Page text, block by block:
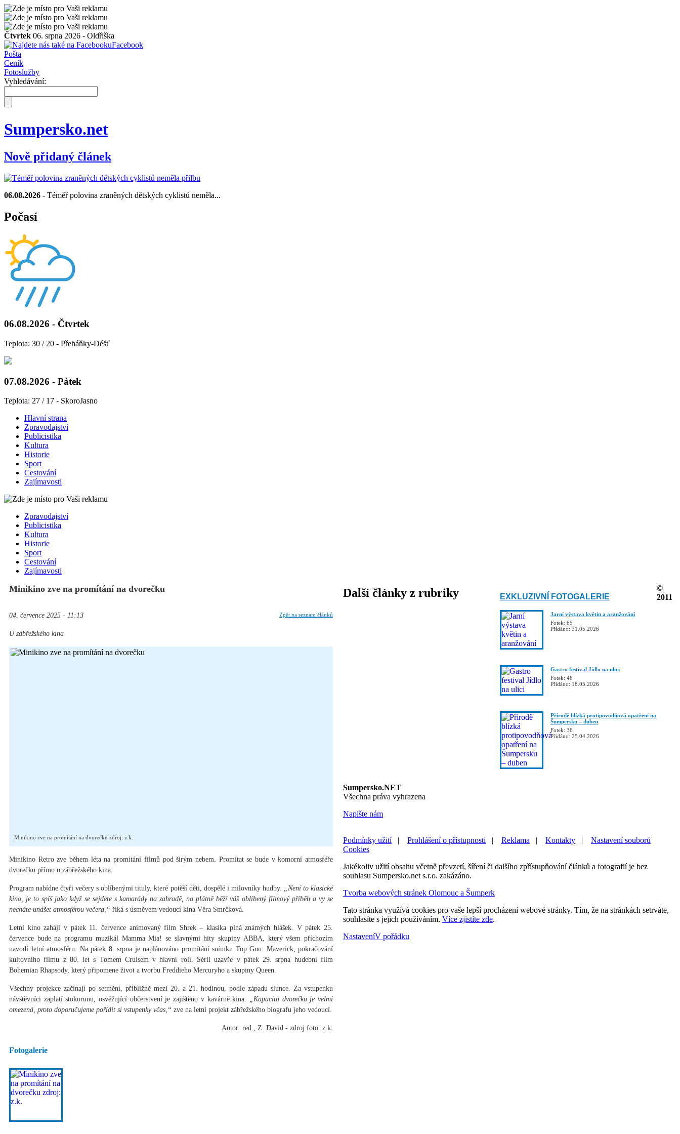
Čtvrtek 06. srpna 2026 - Oldřiška
Facebook
Pošta
Ceník
Fotoslužby
Vyhledávání:
Sumpersko.net
Nově přidaný článek
06.08.2026 - Téměř polovina zraněných dětských cyklistů neměla...
Počasí
06.08.2026 - Čtvrtek
Teplota: 30 / 20 - Přeháňky-Déšť
07.08.2026 - Pátek
Teplota: 27 / 17 - SkoroJasno
Hlavní strana
Zpravodajství
Publicistika
Kultura
Historie
Sport
Cestování
Zajímavosti
Zpravodajství
Publicistika
Kultura
Historie
Sport
Cestování
Zajímavosti
Minikino zve na promítání na dvorečku
04. července 2025 - 11:13 Zpět na seznam článků
U zábřežského kina
Minikino zve na promítání na dvorečku zdroj: z.k.
Minikino Retro zve během léta na promítání filmů pod širým nebem. Promítat se bude v komorní atmosféře
dvorečku přímo u zábřežského kina.
Program nabídne čtyři večery s oblíbenými tituly, které potěší děti, dospělé i milovníky hudby. „Není to klasické
kino, je to spíš jako když se sejdete s kamarády na zahradě, na plátně běží váš oblíbený filmový příběh a vy se
necháte unášet atmosférou večera,“ říká s úsměvem vedoucí kina Věra Smrčková.
Letní kino zahájí v pátek 11. července animovaný film Shrek – klasika plná známých hlášek. V pátek 25.
července bude na programu muzikál Mamma Mia! se slavnými hity skupiny ABBA, který všem příchozím
navodí letní atmosféru. Na pátek 8. srpna je naplánováno promítání snímku Top Gun: Maverick, pokračování
kultovního filmu z 80. let s Tomem Cruisem v hlavní roli. Sérii uzavře v pátek 29. srpna hudební film
Bohemian Rhapsody, který připomene život a tvorbu Freddieho Mercuryho a skupiny Queen.
Všechny projekce začínají po setmění, přibližně mezi 20. a 21. hodinou, podle západu slunce. Za vstupenku
návštěvníci zaplatí stokorunu, osvěžující občerstvení je zajištěno v kavárně kina. „Kapacita dvorečku je velmi
omezená, proto doporučujeme pořídit si vstupenky včas,“ zve na letní projekt zábřežského biografu jeho vedoucí.
Autor: red., Z. David - zdroj foto: z.k.
Fotogalerie
Další články z rubriky EXKLUZIVNÍ FOTOGALERIE
Jarní výstava květin a aranžování
Fotek: 65
Přidáno: 31.05.2026
Gastro festival Jídlo na ulici
Fotek: 46
Přidáno: 18.05.2026
Přírodě blízká protipovodňová opatření na
Šumpersku – duben
Fotek: 36
Přidáno: 25.04.2026
©
2011
Sumpersko.NET
Všechna práva vyhrazena
Napište nám
Podmínky užití Prohlášení o přístupnosti Reklama Kontakty
Nastavení souborů
Cookies
Jakékoliv užití obsahu včetně převzetí, šíření či dalšího zpřístupňování článků a fotografií je bez
souhlasu Sumpersko.net s.r.o. zakázáno.
Tvorba webových stránek Olomouc a Šumperk
Tato stránka využívá cookies pro vaše lepší procházení webové stránky. Tím, že na stránkách setrváte,
souhlasíte s jejich používáním. Více zjistíte zde.
NastaveníV pořádku